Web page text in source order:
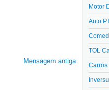
Mensagem antiga
Motor
Auto
TOL
Carros